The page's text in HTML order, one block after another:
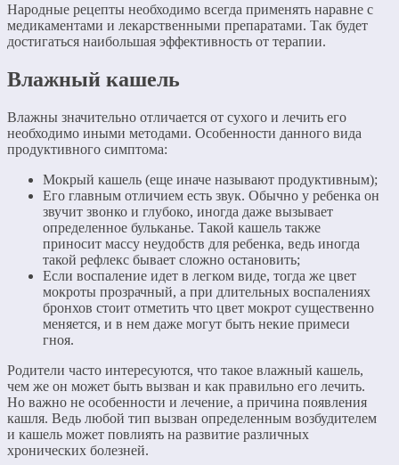
Народные рецепты необходимо всегда применять наравне с
медикаментами и лекарственными препаратами. Так будет
достигаться наибольшая эффективность от терапии.
Влажный кашель
Влажны значительно отличается от сухого и лечить его
необходимо иными методами. Особенности данного вида
продуктивного симптома:
Мокрый кашель (еще иначе называют продуктивным);
Его главным отличием есть звук. Обычно у ребенка он
звучит звонко и глубоко, иногда даже вызывает
определенное бульканье. Такой кашель также
приносит массу неудобств для ребенка, ведь иногда
такой рефлекс бывает сложно остановить;
Если воспаление идет в легком виде, тогда же цвет
мокроты прозрачный, а при длительных воспалениях
бронхов стоит отметить что цвет мокрот существенно
меняется, и в нем даже могут быть некие примеси
гноя.
Родители часто интересуются, что такое влажный кашель,
чем же он может быть вызван и как правильно его лечить.
Но важно не особенности и лечение, а причина появления
кашля. Ведь любой тип вызван определенным возбудителем
и кашель может повлиять на развитие различных
хронических болезней.